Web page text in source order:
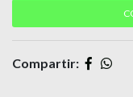
Compartir: